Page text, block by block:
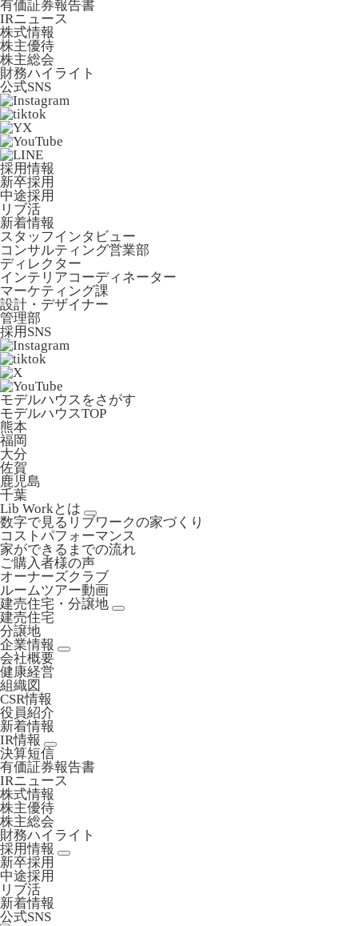
有価証券報告書
IRニュース
株式情報
株主優待
株主総会
財務ハイライト
公式SNS
採用情報
新卒採用
中途採用
リブ活
新着情報
スタッフインタビュー
コンサルティング営業部
ディレクター
インテリアコーディネーター
マーケティング課
設計・デザイナー
管理部
採用SNS
モデルハウスをさがす
モデルハウスTOP
熊本
福岡
大分
佐賀
鹿児島
千葉
Lib Workとは
数字で見るリブワークの家づくり
コストパフォーマンス
家ができるまでの流れ
ご購入者様の声
オーナーズクラブ
ルームツアー動画
建売住宅・分譲地
建売住宅
分譲地
企業情報
会社概要
健康経営
組織図
CSR情報
役員紹介
新着情報
IR情報
決算短信
有価証券報告書
IRニュース
株式情報
株主優待
株主総会
財務ハイライト
採用情報
新卒採用
中途採用
リブ活
新着情報
公式SNS